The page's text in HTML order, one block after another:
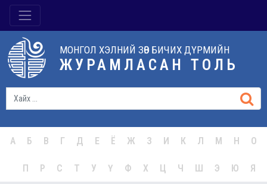
МОНГОЛ ХЭЛНИЙ ЗӨВ БИЧИХ ДҮРМИЙН
ЖУРАМЛАСАН ТОЛЬ
А Б В Г Д Е Ё Ж З И К Л М Н О
П Р С Т У Ү Ф Х Ц Ч Ш Э Ю Я